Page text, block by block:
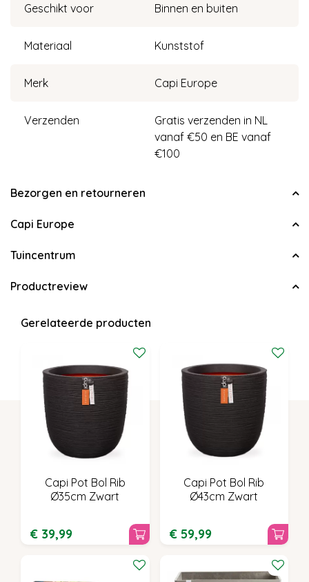
Geschikt voor Binnen en buiten
Materiaal Kunststof
Merk Capi Europe
Verzenden
Gratis verzenden in NL
vanaf €50 en BE vanaf
€100
Bezorgen en retourneren
Capi Europe
Tuincentrum
Productreview
Gerelateerde producten
Capi Pot Bol Rib
Ø35cm Zwart
€ 39,99
Capi Pot Bol Rib
Ø43cm Zwart
€ 59,99